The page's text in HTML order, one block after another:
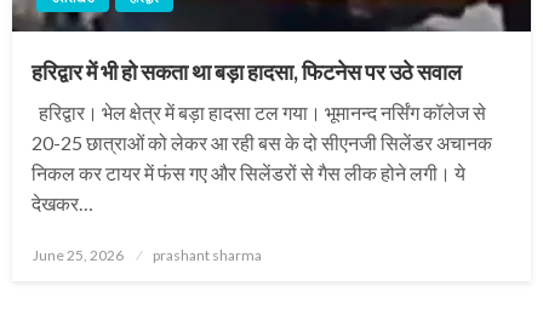
हरिद्वार में भी हो सकता था बड़ा हादसा, फिटनेस पर उठे सवाल
हरिद्वार। भेल क्षेत्र में बड़ा हादसा टल गया। भूमानन्द नर्सिंग कॉलेज से
20-25 छात्राओं को लेकर आ रही बस के दो सीएनजी सिलेंडर अचानक
निकल कर टायर में फंस गए और सिलेंडरों से गैस लीक होने लगी। ये
देखकर…
Posted
June 25, 2026 prashant sharma